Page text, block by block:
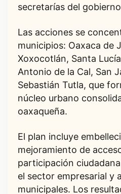
secretarías del
Las acciones se
municipios: Oaxaca de
Xoxocotlán, Santa
Antonio de la Cal, San
Sebastián Tutla, que
núcleo urbano
oaxaqueña.
El plan incluye
mejoramiento de
participación
el sector empresarial y
municipales. Los